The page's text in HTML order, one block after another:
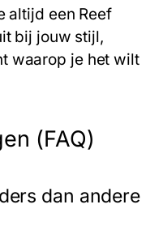
altijd een Reef
bij jouw stijl,
waarop je het wilt
(FAQ)
dan andere